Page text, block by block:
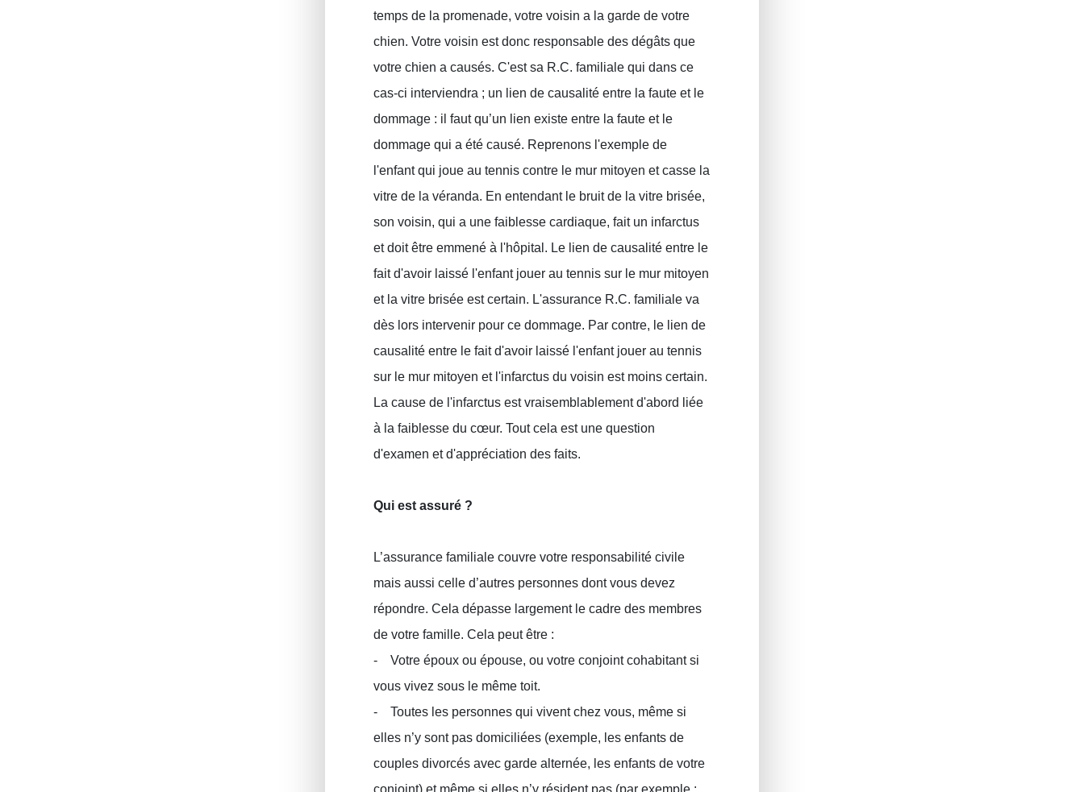
temps de la promenade, votre voisin a la garde de votre
chien. Votre voisin est donc responsable des dégâts que
votre chien a causés. C'est sa R.C. familiale qui dans ce
cas-ci interviendra ; un lien de causalité entre la faute et le
dommage : il faut qu’un lien existe entre la faute et le
dommage qui a été causé. Reprenons l'exemple de
l'enfant qui joue au tennis contre le mur mitoyen et casse la
vitre de la véranda. En entendant le bruit de la vitre brisée,
son voisin, qui a une faiblesse cardiaque, fait un infarctus
et doit être emmené à l'hôpital. Le lien de causalité entre le
fait d'avoir laissé l'enfant jouer au tennis sur le mur mitoyen
et la vitre brisée est certain. L'assurance R.C. familiale va
dès lors intervenir pour ce dommage. Par contre, le lien de
causalité entre le fait d'avoir laissé l'enfant jouer au tennis
sur le mur mitoyen et l'infarctus du voisin est moins certain.
La cause de l'infarctus est vraisemblablement d'abord liée
à la faiblesse du cœur. Tout cela est une question
d'examen et d'appréciation des faits.
Qui est assuré ?
L’assurance familiale couvre votre responsabilité civile
mais aussi celle d’autres personnes dont vous devez
répondre. Cela dépasse largement le cadre des membres
de votre famille. Cela peut être :
- Votre époux ou épouse, ou votre conjoint cohabitant si
vous vivez sous le même toit.
- Toutes les personnes qui vivent chez vous, même si
elles n’y sont pas domiciliées (exemple, les enfants de
couples divorcés avec garde alternée, les enfants de votre
conjoint) et même si elles n’y résident pas (par exemple :